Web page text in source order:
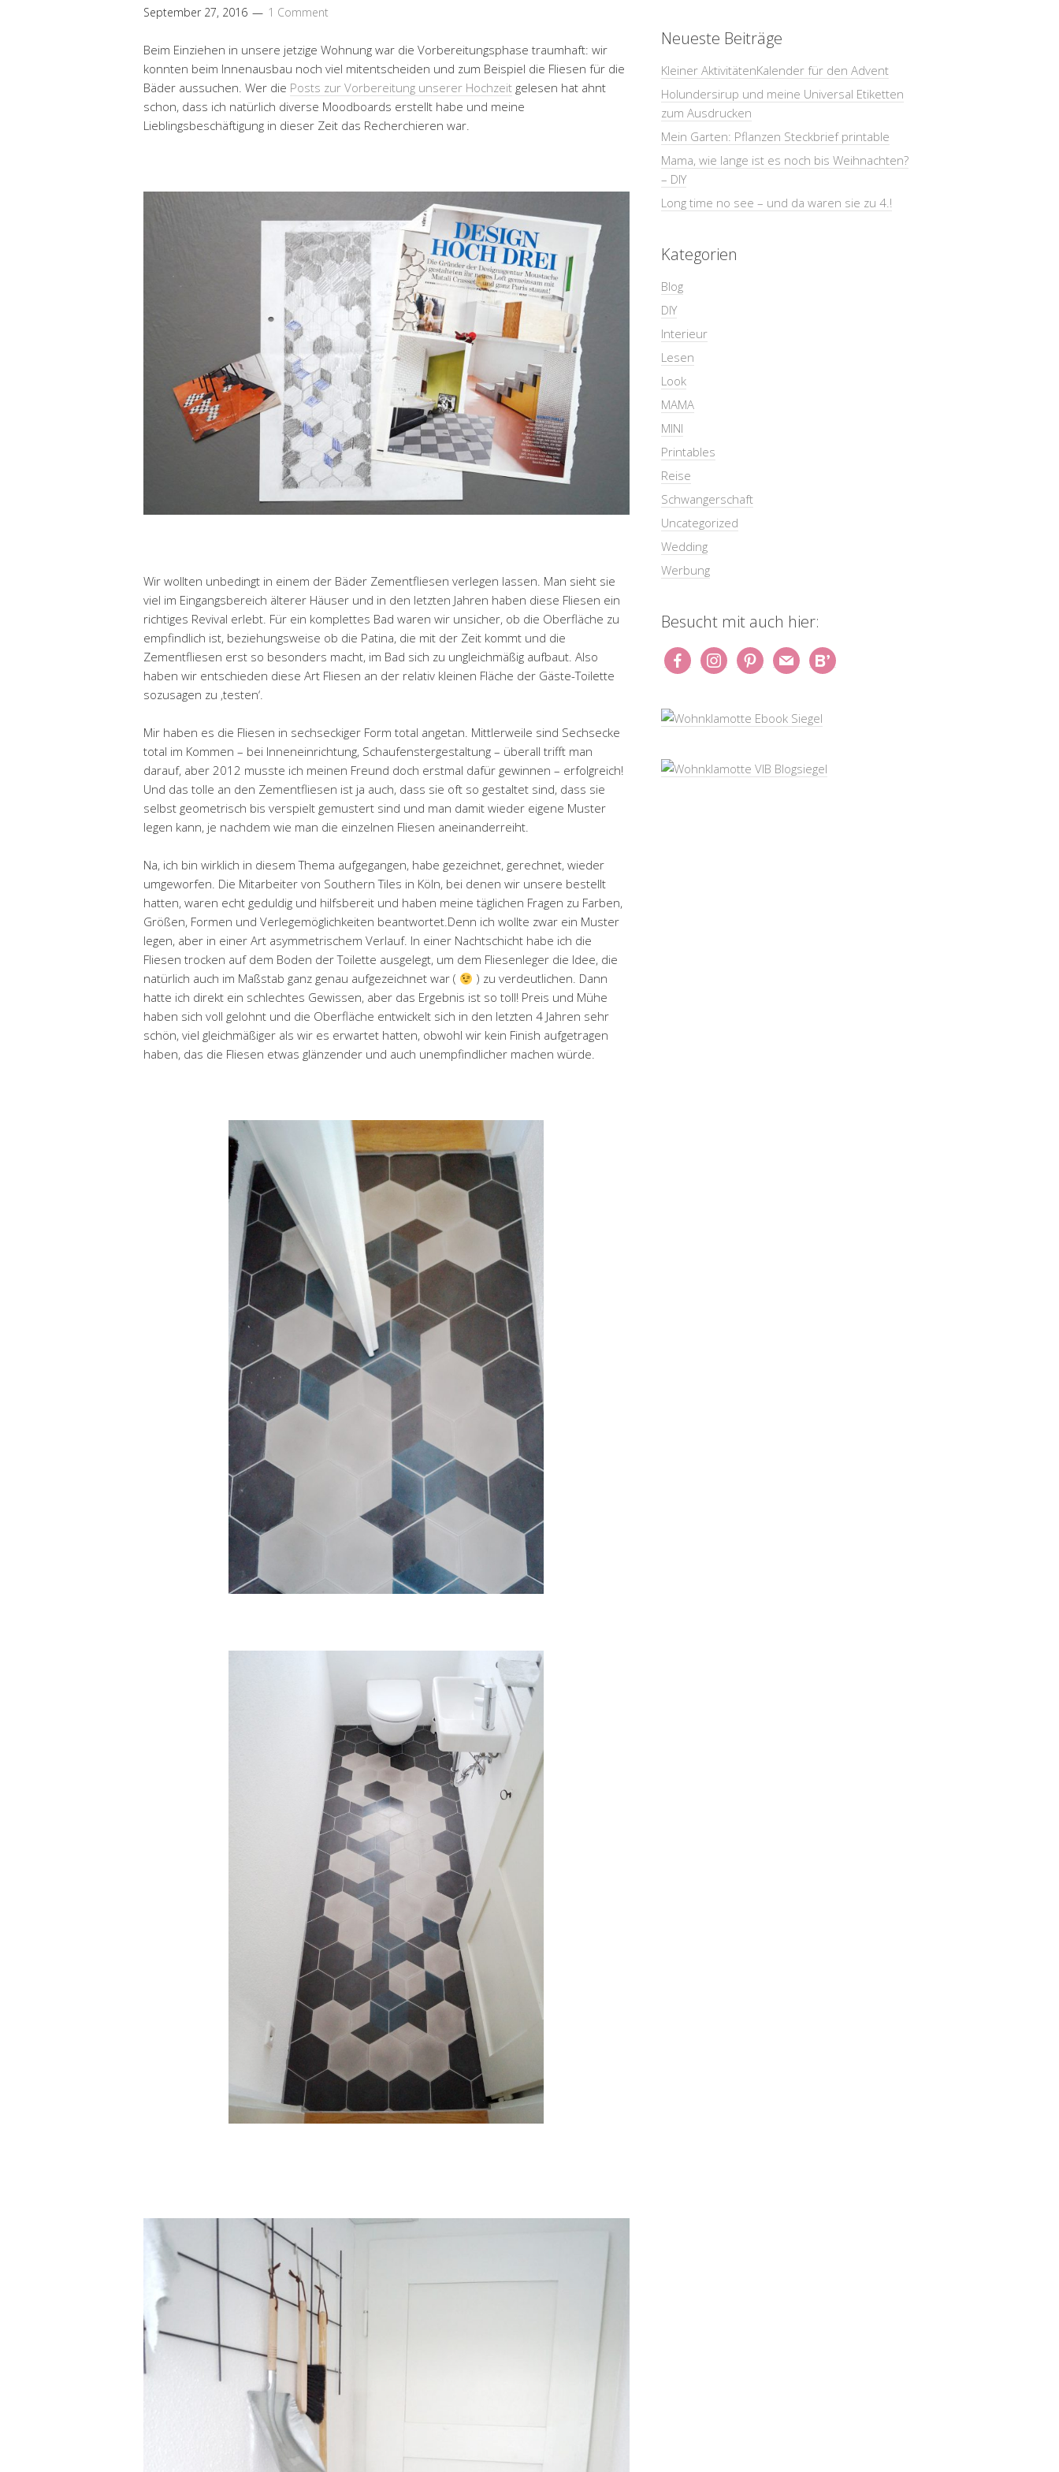
September 27, 2016 1 Comment
Beim Einziehen in unsere jetzige Wohnung war die Vorbereitungsphase traumhaft: wir
konnten beim Innenausbau noch viel mitentscheiden und zum Beispiel die Fliesen für die
Bäder aussuchen. Wer die Posts zur Vorbereitung unserer Hochzeit gelesen hat ahnt
schon, dass ich natürlich diverse Moodboards erstellt habe und meine
Lieblingsbeschäftigung in dieser Zeit das Recherchieren war.
Wir wollten unbedingt in einem der Bäder Zementfliesen verlegen lassen. Man sieht sie
viel im Eingangsbereich älterer Häuser und in den letzten Jahren haben diese Fliesen ein
richtiges Revival erlebt. Für ein komplettes Bad waren wir unsicher, ob die Oberfläche zu
empfindlich ist, beziehungsweise ob die Patina, die mit der Zeit kommt und die
Zementfliesen erst so besonders macht, im Bad sich zu ungleichmäßig aufbaut. Also
haben wir entschieden diese Art Fliesen an der relativ kleinen Fläche der Gäste-Toilette
sozusagen zu ‚testen‘.
Mir haben es die Fliesen in sechseckiger Form total angetan. Mittlerweile sind Sechsecke
total im Kommen – bei Inneneinrichtung, Schaufenstergestaltung – überall trifft man
darauf, aber 2012 musste ich meinen Freund doch erstmal dafür gewinnen – erfolgreich!
Und das tolle an den Zementfliesen ist ja auch, dass sie oft so gestaltet sind, dass sie
selbst geometrisch bis verspielt gemustert sind und man damit wieder eigene Muster
legen kann, je nachdem wie man die einzelnen Fliesen aneinanderreiht.
Na, ich bin wirklich in diesem Thema aufgegangen, habe gezeichnet, gerechnet, wieder
umgeworfen. Die Mitarbeiter von Southern Tiles in Köln, bei denen wir unsere bestellt
hatten, waren echt geduldig und hilfsbereit und haben meine täglichen Fragen zu Farben,
Größen, Formen und Verlegemöglichkeiten beantwortet.Denn ich wollte zwar ein Muster
legen, aber in einer Art asymmetrischem Verlauf. In einer Nachtschicht habe ich die
Fliesen trocken auf dem Boden der Toilette ausgelegt, um dem Fliesenleger die Idee, die
natürlich auch im Maßstab ganz genau aufgezeichnet war (
) zu verdeutlichen. Dann
hatte ich direkt ein schlechtes Gewissen, aber das Ergebnis ist so toll! Preis und Mühe
haben sich voll gelohnt und die Oberfläche entwickelt sich in den letzten 4 Jahren sehr
schön, viel gleichmäßiger als wir es erwartet hatten, obwohl wir kein Finish aufgetragen
haben, das die Fliesen etwas glänzender und auch unempfindlicher machen würde.
Neueste Beiträge
Kleiner AktivitätenKalender für den Advent
Holundersirup und meine Universal Etiketten
zum Ausdrucken
Mein Garten: Pflanzen Steckbrief printable
Mama, wie lange ist es noch bis Weihnachten?
– DIY
Long time no see – und da waren sie zu 4.!
Kategorien
Blog
DIY
Interieur
Lesen
Look
MAMA
MINI
Printables
Reise
Schwangerschaft
Uncategorized
Wedding
Werbung
Besucht mit auch hier: